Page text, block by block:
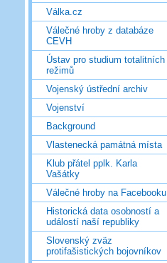
Válka.cz
Válečné hroby z databáze
CEVH
Ústav pro studium totalitních
režimů
Vojenský ústřední archiv
Vojenství
Background
Vlastenecká památná místa
Klub přátel pplk. Karla
Vašátky
Válečné hroby na Facebooku
Historická data osobností a
událostí naší republiky
Slovenský zväz
protifašistických bojovníkov